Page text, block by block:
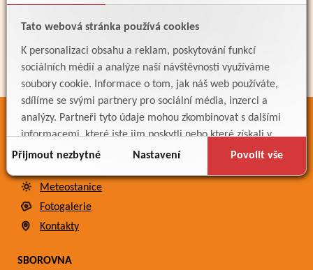
Tato webová stránka používá cookies
K personalizaci obsahu a reklam, poskytování funkcí
sociálních médií a analýze naší návštěvnosti využíváme
soubory cookie. Informace o tom, jak náš web používáte,
sdílíme se svými partnery pro sociální média, inzerci a
analýzy. Partneři tyto údaje mohou zkombinovat s dalšími
informacemi, které jste jim poskytli nebo které získali v
důsledku toho, že používáte jejich služby.
Přijmout nezbytné Nastavení Povolit vše
ODKAZY
Bakaláři
Meteostanice
Fotogalerie
Kontakty
SBOROVNA